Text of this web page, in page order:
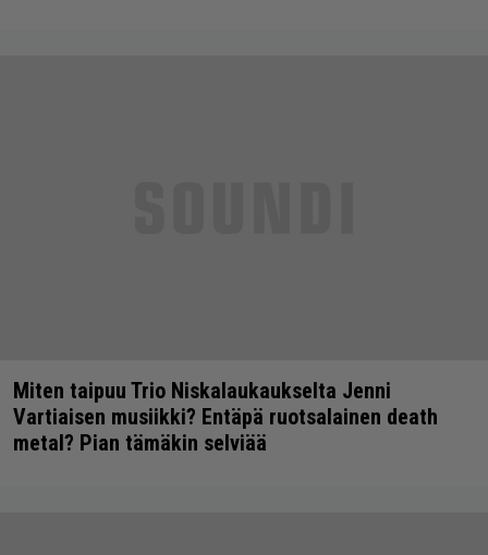
Miten taipuu Trio Niskalaukaukselta Jenni
Vartiaisen musiikki? Entäpä ruotsalainen death
metal? Pian tämäkin selviää